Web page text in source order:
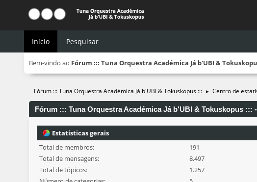
Início Pesquisar
Bem-vindo ao Fórum ::: Tuna Orquestra Académica Já b'UBI &
Fórum ::: Tuna Orquestra Académica Já b'UBI & Tokuskopus ::: ► Centro de
Fórum ::: Tuna Orquestra Académica Já b'UBI & Tokuskopus :::
Estatísticas gerais
Total de membros:
191
Total de mensagens:
8.497
Total de tópicos:
1.257